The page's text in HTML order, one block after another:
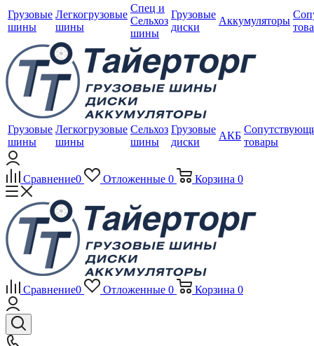
Грузовые
шины
Легкогрузовые
шины
Спец и
Сельхоз
шины
Грузовые
диски
Аккумуляторы
Грузовые
шины
Легкогрузовые
шины
Сельхоз
шины
Грузовые
диски
АКБ
товары
Сравнение0 Отложенные 0 Корзина 0
Сравнение0 Отложенные 0 Корзина 0